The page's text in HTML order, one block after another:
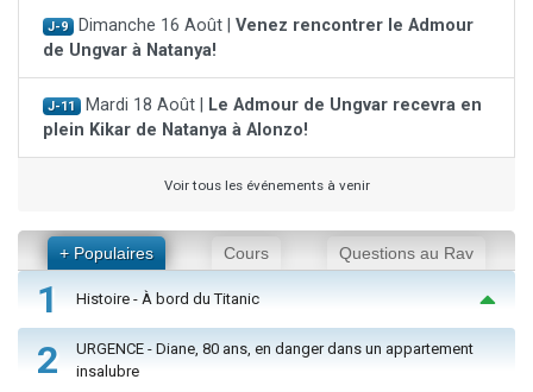
J-9 Dimanche 16 Août | Venez rencontrer le Admour
de Ungvar à Natanya!
J-11 Mardi 18 Août |
Le Admour de Ungvar recevra en
plein Kikar de Natanya à Alonzo!
Voir tous les événements à venir
+ Populaires Cours Questions au Rav
1 Histoire - À bord du Titanic
2
URGENCE - Diane, 80 ans, en danger dans un appartement
insalubre